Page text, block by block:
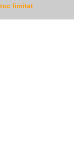
limitat